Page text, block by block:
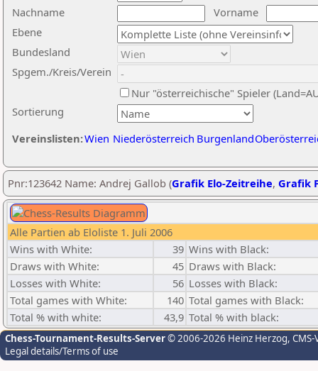
Nachname
Vorname
Ebene
Sortierung
Bundesland
Spgem./Kreis/Verein
Nur "österreichische" Spieler
Vereinslisten:Wien Niederösterreich Burgenland
Pnr:123642 Name: Andrej Gallob (Grafik Elo-Zeitreihe, Grafik
Alle Partien ab Eloliste 1. Juli 2006
Wins with White:
39 Wins with Black:
Draws with White:
45 Draws with Black:
Losses with White:
56 Losses with Black:
Total games with White:
140 Total games with Black:
Total % with white:
43,9 Total % with black:
Chess-Tournament-Results-Server© 2006-2026 Heinz Herzog,
Legal details/Terms of use